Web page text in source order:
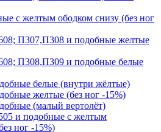
с желтым ободком снизу (без ног
П307,П308 и подобные желтые
П308,П309 и подобные белые
белые (внутри жёлтые)
желтые (без ног -15%)
(малый вертолёт)
и подобные с желтым
ног -15%)